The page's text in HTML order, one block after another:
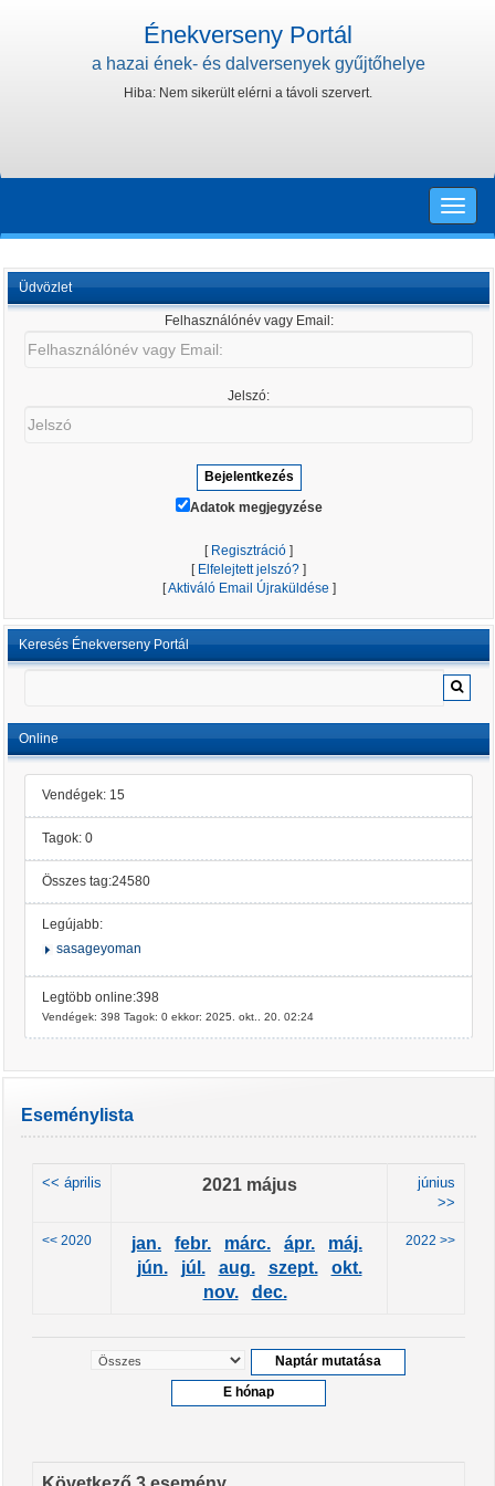
Énekverseny Portál
a hazai ének- és dalversenyek gyűjtőhelye
Hiba: Nem sikerült elérni a távoli szervert.
Toggle
Üdvözlet
Felhasználónév vagy Email:
Jelszó:
Adatok megjegyzése
[ Regisztráció ]
[ Elfelejtett jelszó? ]
[Aktiváló Email Újraküldése ]
Keresés Énekverseny Portál
Online
Vendégek: 15
Tagok: 0
Összes tag:24580
Legújabb:
sasageyoman
Legtöbb online:398
Vendégek: 398 Tagok: 0 ekkor: 2025. okt.. 20. 02:24
Eseménylista
<< április 2021 május
június
>>
<< 2020 jan. febr. márc. ápr.
máj.
jún.
júl. aug. szept.
okt.
nov.
dec.
2022 >>